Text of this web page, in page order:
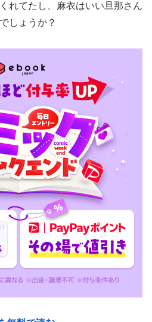
れてたし、麻衣はいい旦那さん
しょうか？